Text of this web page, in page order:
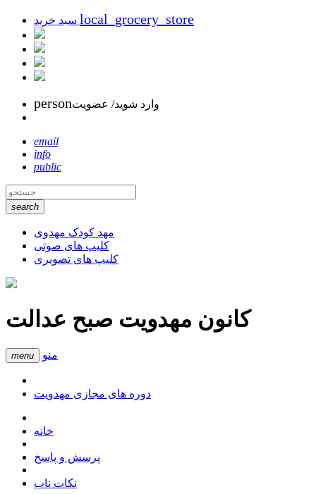
local_grocery_store
personوارد شوید/ عضویت
email
info
public
search
مهد کودک مهدوی
کلیپ های صوتی
کلیپ های تصویری
کانون مهدویت صبح عدالت
menu منو
دوره های مجازی مهدویت
خانه
پرسش و پاسخ
نکات ناب